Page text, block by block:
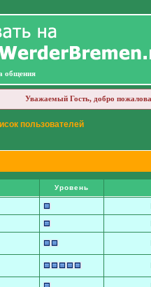
общения
Уважаемый Гость, добро
пользователей
Уровень